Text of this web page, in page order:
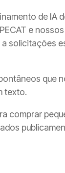
de IA
e
solicitações
que
texto.
comprar